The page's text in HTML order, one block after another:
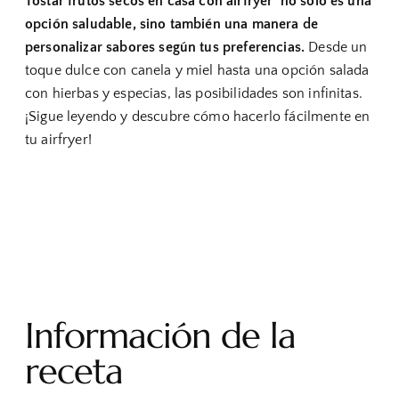
opción saludable, sino también una manera de
personalizar sabores según tus preferencias. Desde un
toque dulce con canela y miel hasta una opción salada
con hierbas y especias, las posibilidades son infinitas.
¡Sigue leyendo y descubre cómo hacerlo fácilmente en
tu airfryer!
Información de la
receta